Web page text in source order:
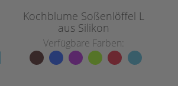
Kochblume Soßenlöffel L
aus Silikon
Verfügbare Farben: